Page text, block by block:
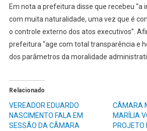
Em nota a prefeitura disse que recebeu “a
com muita naturalidade, uma vez que é
o controle externo dos atos executivos”.
prefeitura “age com total transparência e
dos parâmetros da moralidade
Relacionado
VEREADOR EDUARDO
NASCIMENTO FALA EM
SESSÃO DA CÂMARA
CÂMARA
MARÍLIA
PROJETO